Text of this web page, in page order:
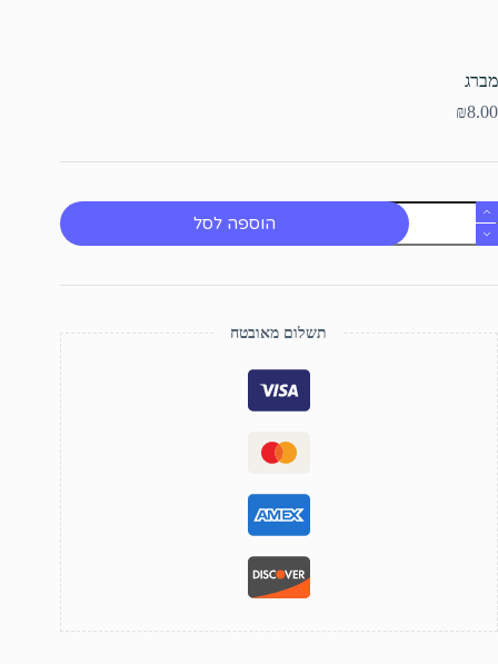
מברג
₪8.00
כמות
של
מברג
הוספה לסל
תשלום מאובטח